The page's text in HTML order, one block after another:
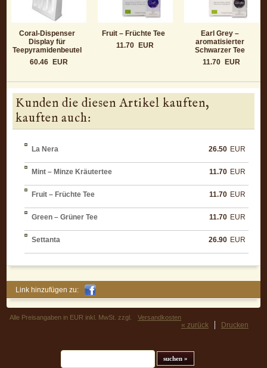
Coral-Dispenser
Display für
Teepyramidenbeutel
60.46
EUR
Fruit – Früchte Tee
11.70
EUR
Earl Grey –
aromatisierter
Schwarzer Tee
11.70
EUR
Kunden die diesen Artikel kauften,
kauften auch:
La Nera 26.50 EUR
Mint – Minze Kräutertee 11.70 EUR
Fruit – Früchte Tee 11.70 EUR
Green – Grüner Tee 11.70 EUR
Settanta 26.90 EUR
Link hinzufügen zu:
Alle Preisangaben in EUR inkl. MwSt. zzgl. Versandkosten
Drucken
« zurück